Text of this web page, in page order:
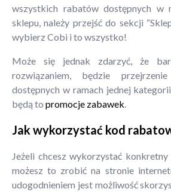
wszystkich rabatów dostępnych w
sklepu, należy przejść do sekcji
wybierz Cobi i to wszystko!
Może się jednak zdarzyć, że
rozwiązaniem, będzie
dostępnych w ramach jednej
będą to promocje zabawek
Jak wykorzystać kod
Jeżeli chcesz wykorzystać
możesz to zrobić na stronie
udogodnieniem jest możliwość